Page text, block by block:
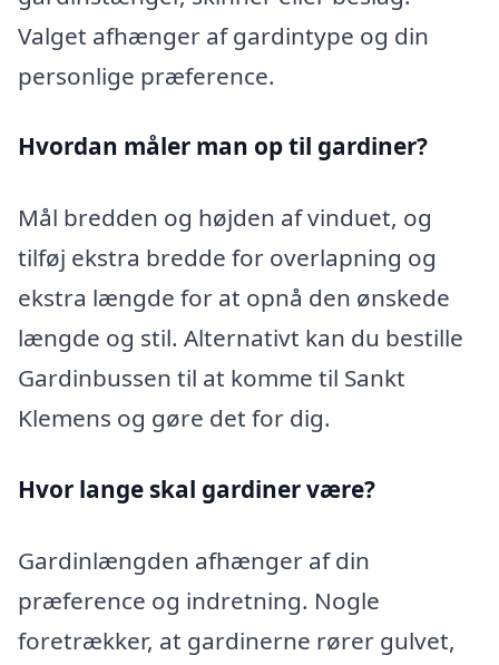
Valget afhænger af gardintype og din
personlige præference.
Hvordan måler man op til gardiner?
Mål bredden og højden af vinduet, og
tilføj ekstra bredde for overlapning og
ekstra længde for at opnå den ønskede
længde og stil. Alternativt kan du bestille
Gardinbussen til at komme til Sankt
Klemens og gøre det for dig.
Hvor lange skal gardiner være?
Gardinlængden afhænger af din
præference og indretning. Nogle
foretrækker, at gardinerne rører gulvet,